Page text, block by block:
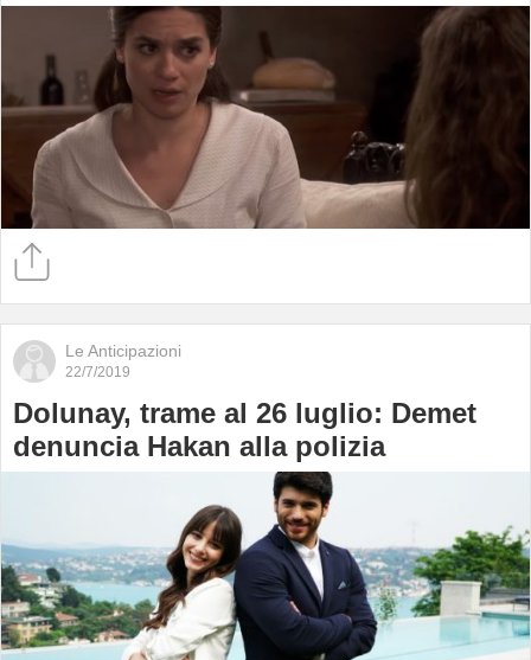
Le Anticipazioni
22/7/2019
Dolunay, trame al 26 luglio: Demet
denuncia Hakan alla polizia